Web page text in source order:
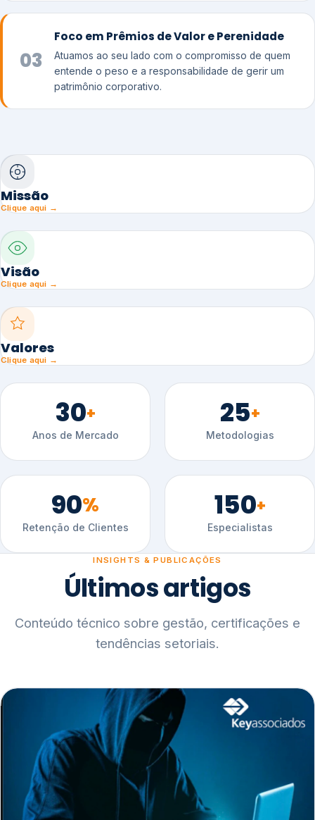
03
Foco em Prêmios de Valor e Perenidade
Atuamos ao seu lado com o compromisso de quem
entende o peso e a responsabilidade de gerir um
patrimônio corporativo.
Missão
Clique aqui →
Visão
Clique aqui →
Valores
Clique aqui →
30+
Anos de Mercado
25+
Metodologias
90%
Retenção de Clientes
150+
Especialistas
INSIGHTS & PUBLICAÇÕES
Últimos artigos
Conteúdo técnico sobre gestão, certificações e
tendências setoriais.